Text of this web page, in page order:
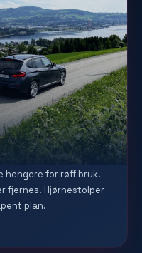
hengere for røff bruk.
fjernes. Hjørnestolper
plan.